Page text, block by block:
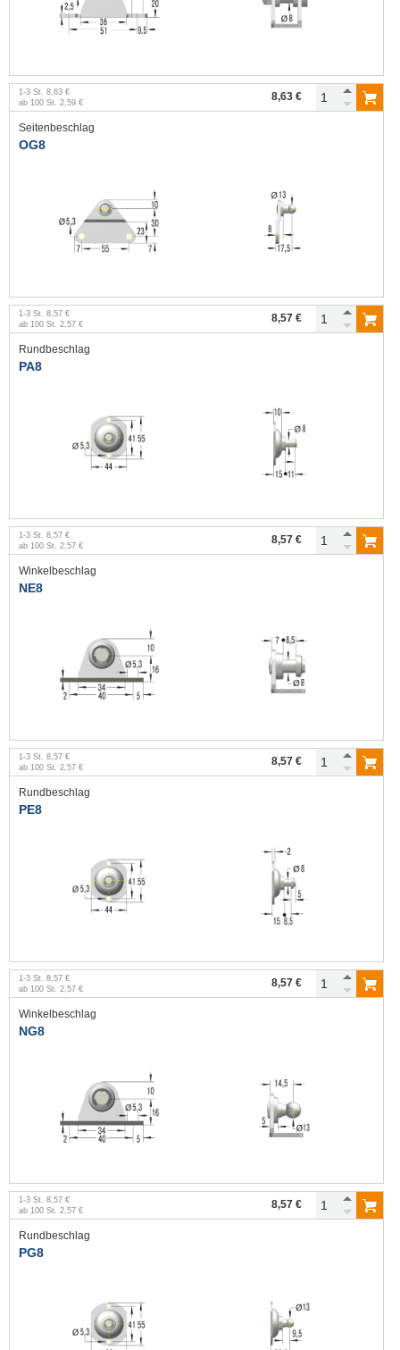
1 -3 St. 8,63 €
ab 100 St. 2,59 € 8,63 €
Seitenbeschlag
OG8
1 -3 St. 8,57 €
ab 100 St. 2,57 € 8,57 €
Rundbeschlag
PA8
1 -3 St. 8,57 €
ab 100 St. 2,57 € 8,57 €
Winkelbeschlag
NE8
1 -3 St. 8,57 €
ab 100 St. 2,57 € 8,57 €
Rundbeschlag
PE8
1 -3 St. 8,57 €
ab 100 St. 2,57 € 8,57 €
Winkelbeschlag
NG8
1 -3 St. 8,57 €
ab 100 St. 2,57 € 8,57 €
Rundbeschlag
PG8